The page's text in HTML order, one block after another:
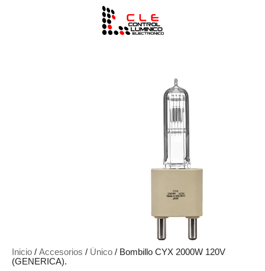
Inicio / Accesorios / Único / Bombillo CYX 2000W 120V
(GENERICA).